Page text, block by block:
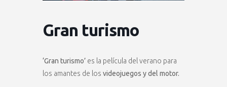
Gran turismo
‘Gran turismo’ es la película del verano para
los amantes de los videojuegos y del motor.